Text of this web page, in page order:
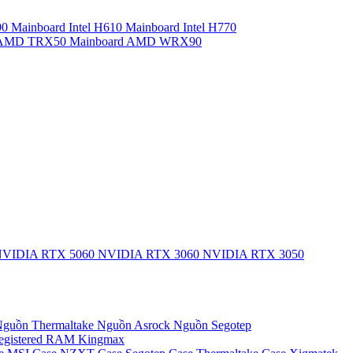
Mainboard Intel H610 Mainboard Intel H770
TRX50 Mainboard AMD WRX90
RTX 5060 NVIDIA RTX 3060 NVIDIA RTX 3050
Thermaltake Nguồn Asrock Nguồn Segotep
RAM Kingmax